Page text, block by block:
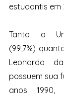
estudantis em
Tanto a
(99,7%)
Leonardo
possuem sua
anos 1990,